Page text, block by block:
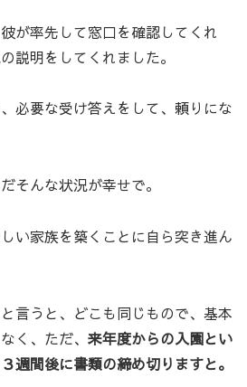
が率先して窓口を確認してくれ
説明をしてくれました。
必要な受け答えをして、頼りにな
そんな状況が幸せで。
い家族を築くことに自ら突き進ん
言うと、どこも同じもので、基本
く、ただ、 来年度からの入園とい
週間後に書類の締め切りますと。